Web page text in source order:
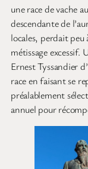
une race de vache
descendante de
locales, perdait peu
métissage excessif.
Ernest Tyssandier
race en faisant se
préalablement
annuel pour